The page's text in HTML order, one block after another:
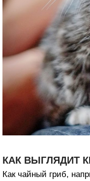
КАК ВЫГЛЯДИТ
Как чайный гриб,